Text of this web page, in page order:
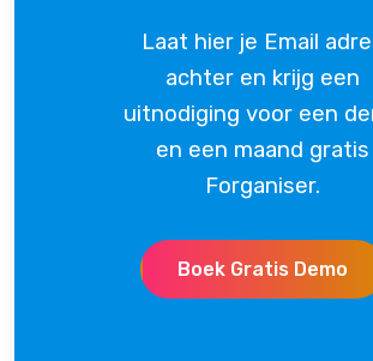
Laat hier je Email
achter en krijg een
uitnodiging voor een
en een maand gratis
Forganiser.
Boek Gratis Demo